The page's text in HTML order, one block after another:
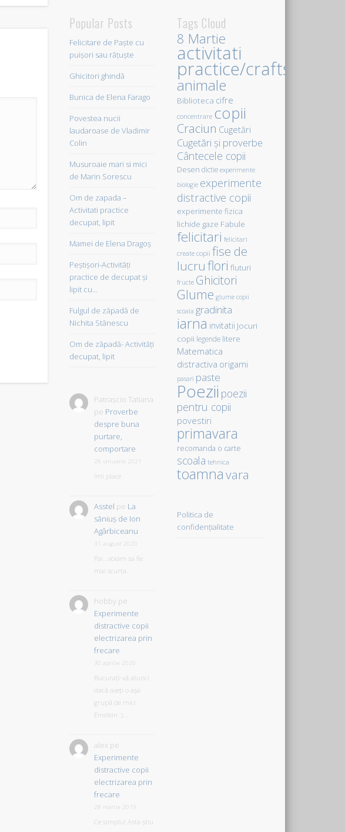
Popular Posts
Felicitare de Paște cu
puișori sau rățuște
Ghicitori ghindă
Bunica de Elena Farago
Povestea nucii
laudaroase de Vladimir
Colin
Musuroaie mari si mici
de Marin Sorescu
Om de zapada –
Activitati practice
decupat, lipit
Mamei de Elena Dragoş
Peştişori-Activităţi
practice de decupat şi
lipit cu…
Fulgul de zăpadă de
Nichita Stănescu
Om de zăpadă- Activităţi
decupat, lipit
Patrașcio Tatiana
pe Proverbe
despre buna
purtare,
comportare
28 ianuarie 2021
îmi place
Asstel pe La
săniuş de Ion
Agârbiceanu
31 august 2020
Pai...voiam sa fie
mai scurta. .
hobbype
Experimente
distractive copii
electrizarea prin
frecare
30 aprilie 2020
Bucurați-vă atunci
dacă aveți o așa
grupă de mici
Einstein :)...
alexpe
Experimente
distractive copii
electrizarea prin
frecare
28 martie 2019
Ce simplu! Asta știu
Tags Cloud
8 Martie
activitati
practice/crafts
animale
Biblioteca cifre
concentrare copii
Craciun Cugetări
Cugetări şi proverbe
Cântecele copii
Desen dictie experimente
biologie experimente
distractive copii
experimente fizica
lichide gaze Fabule
felicitari felicitari
create copii fise de
lucruflori fluturi
fructe Ghicitori
Glume glume copii
scoala gradinita
iarna invitatii Jocuri
copii legende litere
Matematica
distractiva origami
pasari paste
Poezii poezii
pentru copii
povestiri
primavara
recomanda o carte
scoala tehnica
toamnavara
Politica de
confidențialitate